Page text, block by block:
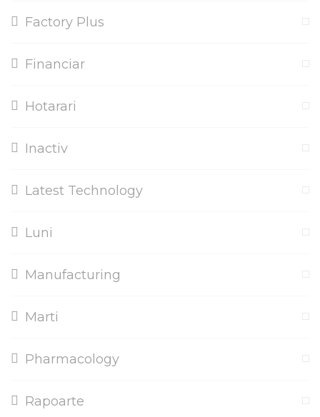
Factory Plus
Financiar
Hotarari
Inactiv
Latest Technology
Luni
Manufacturing
Marti
Pharmacology
Rapoarte